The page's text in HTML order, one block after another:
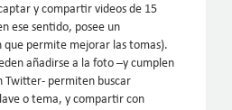
y compartir videos de 15
ese sentido, posee un
que permite mejorar las tomas).
añadirse a la foto –y cumplen
Twitter- permiten buscar
o tema, y compartir con